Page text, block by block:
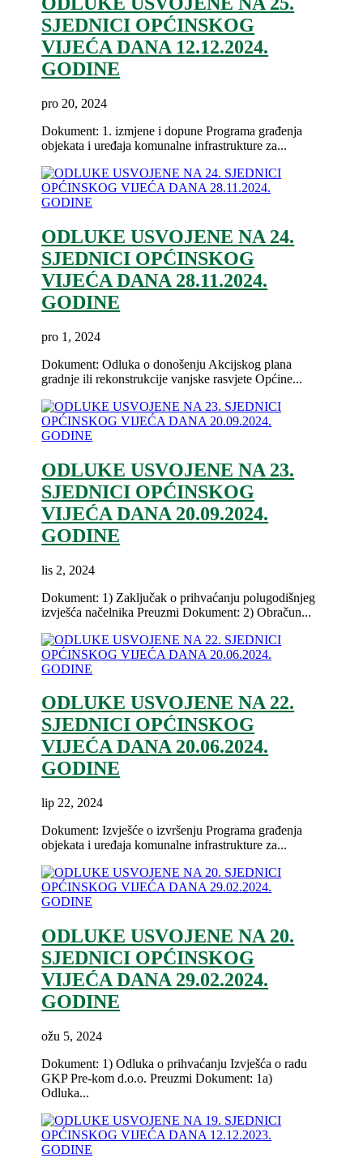
SJEDNICI OPĆINSKOG
VIJEĆA DANA 12.12.2024.
GODINE
pro 20, 2024
Dokument: 1. izmjene i dopune Programa građenja
objekata i uređaja komunalne infrastrukture za...
ODLUKE USVOJENE NA 24.
SJEDNICI OPĆINSKOG
VIJEĆA DANA 28.11.2024.
GODINE
pro 1, 2024
Dokument: Odluka o donošenju Akcijskog plana
gradnje ili rekonstrukcije vanjske rasvjete Općine...
ODLUKE USVOJENE NA 23.
SJEDNICI OPĆINSKOG
VIJEĆA DANA 20.09.2024.
GODINE
lis 2, 2024
Dokument: 1) Zaključak o prihvaćanju polugodišnjeg
izvješća načelnika Preuzmi Dokument: 2) Obračun...
ODLUKE USVOJENE NA 22.
SJEDNICI OPĆINSKOG
VIJEĆA DANA 20.06.2024.
GODINE
lip 22, 2024
Dokument: Izvješće o izvršenju Programa građenja
objekata i uređaja komunalne infrastrukture za...
ODLUKE USVOJENE NA 20.
SJEDNICI OPĆINSKOG
VIJEĆA DANA 29.02.2024.
GODINE
ožu 5, 2024
Dokument: 1) Odluka o prihvaćanju Izvješća o radu
GKP Pre-kom d.o.o. Preuzmi Dokument: 1a)
Odluka...